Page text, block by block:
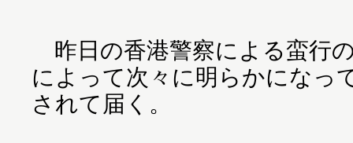
昨日の香港警察による蛮行
によって次々に明らかになっ
されて届く。